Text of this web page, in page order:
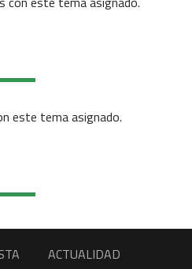
este tema asignado.
ACTUALIDAD